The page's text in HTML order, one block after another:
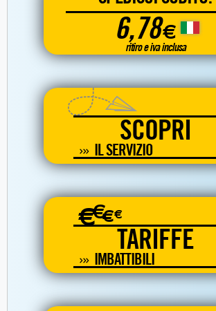
6,78€
ritiro e iva inclusa
SCOPRI
IL SERVIZIO
€€€€
TARIFFE
IMBATTIBILI